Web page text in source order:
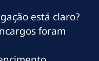
está claro?
foram